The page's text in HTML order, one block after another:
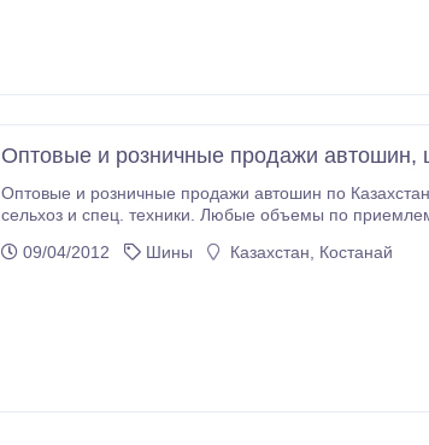
Оптовые и розничные продажи автошин,
Оптовые и розничные продажи автошин по Казахстану и непосредственно в
сельхоз и спец. техники. Любые объемы по
09/04/2012
Шины Казахстан, Костанай